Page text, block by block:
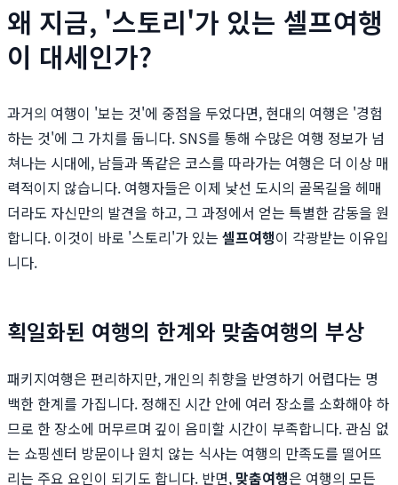
왜 지금, '스토리'가 있는 셀프여행
이 대세인가?
과거의 여행이 '보는 것'에 중점을 두었다면, 현대의 여행은 '경험
하는 것'에 그 가치를 둡니다. SNS를 통해 수많은 여행 정보가 넘
쳐나는 시대에, 남들과 똑같은 코스를 따라가는 여행은 더 이상 매
력적이지 않습니다. 여행자들은 이제 낯선 도시의 골목길을 헤매
더라도 자신만의 발견을 하고, 그 과정에서 얻는 특별한 감동을 원
합니다. 이것이 바로 '스토리'가 있는 셀프여행이 각광받는 이유입
니다.
획일화된 여행의 한계와 맞춤여행의 부상
패키지여행은 편리하지만, 개인의 취향을 반영하기 어렵다는 명
백한 한계를 가집니다. 정해진 시간 안에 여러 장소를 소화해야 하
므로 한 장소에 머무르며 깊이 음미할 시간이 부족합니다. 관심 없
는 쇼핑센터 방문이나 원치 않는 식사는 여행의 만족도를 떨어뜨
리는 주요 요인이 되기도 합니다. 반면, 맞춤여행은 여행의 모든